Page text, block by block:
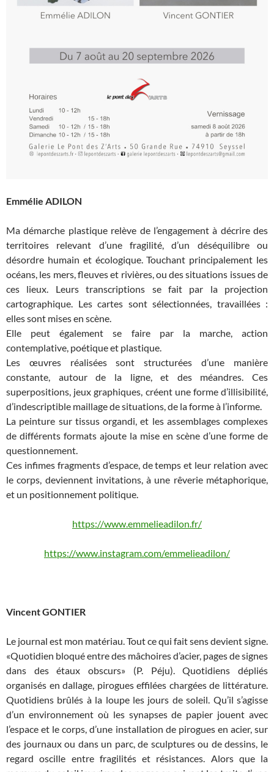
Emmélie ADILON
Ma démarche plastique relève de l’engagement à décrire des
territoires relevant d’une fragilité, d’un déséquilibre ou
désordre humain et écologique. Touchant principalement les
océans, les mers, fleuves et rivières, ou des situations issues de
ces lieux. Leurs transcriptions se fait par la projection
cartographique. Les cartes sont sélectionnées, travaillées :
elles sont mises en scène.
Elle peut également se faire par la marche, action
contemplative, poétique et plastique.
Les œuvres réalisées sont structurées d’une manière
constante, autour de la ligne, et des méandres. Ces
superpositions, jeux graphiques, créent une forme d’illisibilité,
d’indescriptible maillage de situations, de la forme à l’informe.
La peinture sur tissus organdi, et les assemblages complexes
de différents formats ajoute la mise en scène d’une forme de
questionnement.
Ces infimes fragments d’espace, de temps et leur relation avec
le corps, deviennent invitations, à une rêverie métaphorique,
et un positionnement politique.
https://www.emmelieadilon.fr/
https://www.instagram.com/emmelieadilon/
Vincent GONTIER
Le journal est mon matériau. Tout ce qui fait sens devient signe.
«Quotidien bloqué entre des mâchoires d’acier, pages de signes
dans des étaux obscurs» (P. Péju). Quotidiens dépliés
organisés en dallage, pirogues effilées chargées de littérature.
Quotidiens brûlés à la loupe les jours de soleil. Qu’il s’agisse
d’un environnement où les synapses de papier jouent avec
l’espace et le corps, d’une installation de pirogues en acier, sur
des journaux ou dans un parc, de sculptures ou de dessins, le
regard oscille entre fragilités et résistances. Alors que la